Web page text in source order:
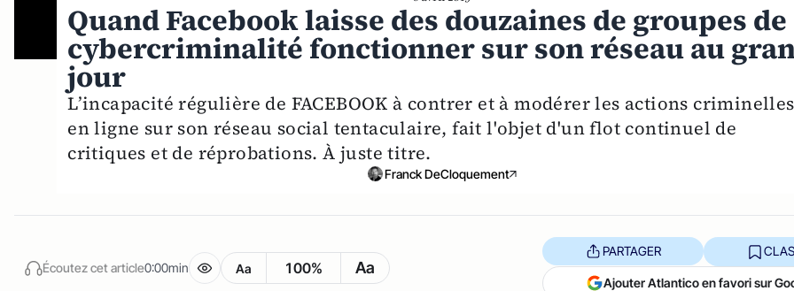
Quand Facebook laisse des douzaines de groupes de
cybercriminalité fonctionner sur son réseau au
jour
L’incapacité régulière de FACEBOOK à contrer et à modérer les actions criminelles
en ligne sur son réseau social tentaculaire, fait l'objet d'un flot continuel de
critiques et de réprobations. À juste titre.
Franck DeCloquement
Écoutez cet article0:00min Aa 100% Aa
PARTAGER
Ajouter Atlantico en favori sur